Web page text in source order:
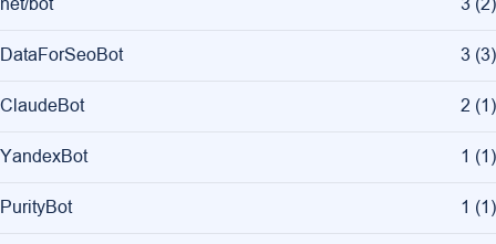
DataForSeoBot 3 (3)
ClaudeBot 2 (1)
YandexBot 1 (1)
PurityBot 1 (1)